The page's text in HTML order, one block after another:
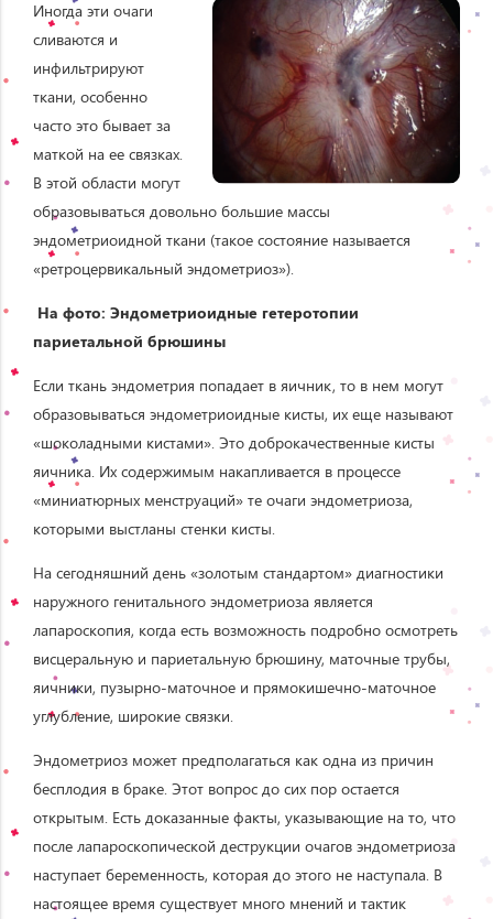
Иногда эти очаги
сливаются и
инфильтрируют
ткани, особенно
часто это бывает за
маткой на ее связках.
В этой области могут
образовываться довольно большие массы
эндометриоидной ткани (такое состояние называется
«ретроцервикальный эндометриоз»).
На фото: Эндометриоидные гетеротопии
париетальной брюшины
Если ткань эндометрия попадает в яичник, то в нем могут
образовываться эндометриоидные кисты, их еще называют
«шоколадными кистами». Это доброкачественные кисты
яичника. Их содержимым накапливается в процессе
«миниатюрных менструаций» те очаги эндометриоза,
которыми выстланы стенки кисты.
На сегодняшний день «золотым стандартом» диагностики
наружного генитального эндометриоза является
лапароскопия, когда есть возможность подробно осмотреть
висцеральную и париетальную брюшину, маточные трубы,
яичники, пузырно-маточное и прямокишечно-маточное
углубление, широкие связки.
Эндометриоз может предполагаться как одна из причин
бесплодия в браке. Этот вопрос до сих пор остается
открытым. Есть доказанные факты, указывающие на то, что
после лапароскопической деструкции очагов эндометриоза
наступает беременность, которая до этого не наступала. В
настоящее время существует много мнений и тактик